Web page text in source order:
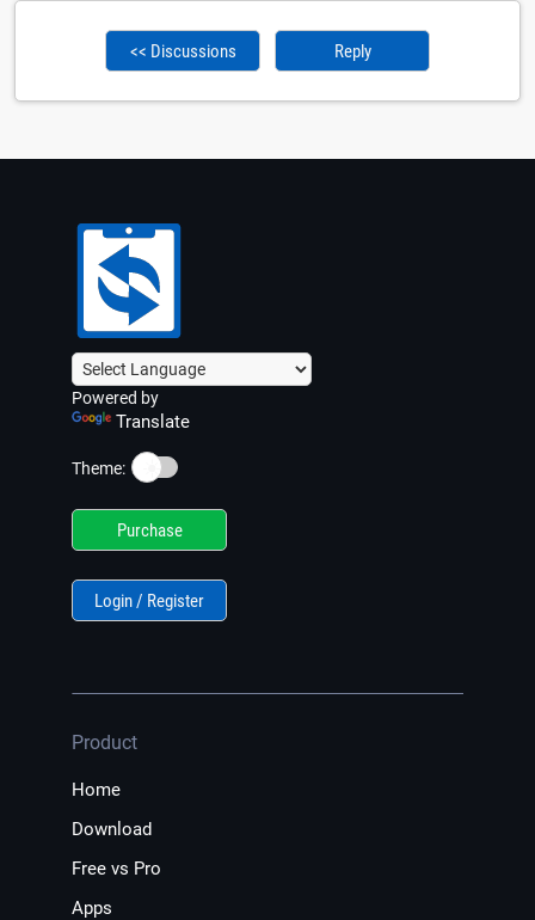
<< Discussions Reply
Powered by
Translate
Theme: ☀️
Purchase
Login / Register
Product
Home
Download
Free vs Pro
Apps